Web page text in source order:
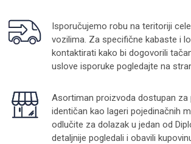
Isporučujemo robu na teritoriji
vozilima. Za specifične kabaste i
kontaktirati kako bi dogovorili
uslove isporuke pogledajte na
Asortiman proizvoda dostupan za
identičan kao lageri pojedinačnih
odlučite za dolazak u jedan od
detaljnije pogledali i obavili